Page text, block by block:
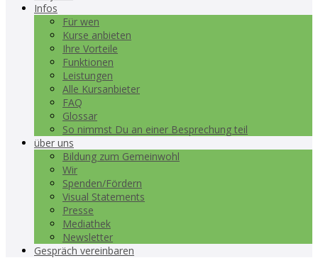
Infos
Für wen
Kurse anbieten
Ihre Vorteile
Funktionen
Leistungen
Alle Kursanbieter
FAQ
Glossar
So nimmst Du an einer Besprechung teil
über uns
Bildung zum Gemeinwohl
Wir
Spenden/Fördern
Visual Statements
Presse
Mediathek
Newsletter
Gespräch vereinbaren